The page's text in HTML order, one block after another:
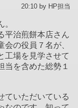
20:10 by HP担当
平治煎餅本店さん
の役員７名が、
工場を見学させて
を含めた総勢１
ていただいている